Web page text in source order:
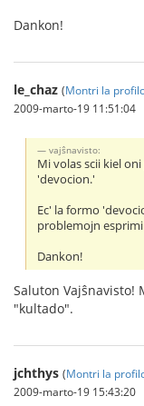
Dankon!
le_chaz (Montri la
2009-marto-19 11:51:04
vajŝnavisto:
Mi volas scii kiel
'devocion.'
Ec' la formo
problemojn
Dankon!
Saluton Vajŝnavisto!
"kultado".
jchthys (Montri la
2009-marto-19 15:43:20